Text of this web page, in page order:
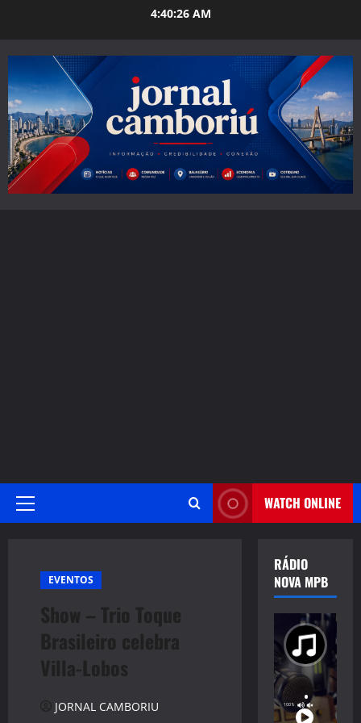
4:40:27 AM
Primary
WATCH ONLINE
EVENTOS
Show – Trio Toque
Brasileiro celebra
Villa-Lobos
JORNAL CAMBORIU
RÁDIO
NOVA MPB